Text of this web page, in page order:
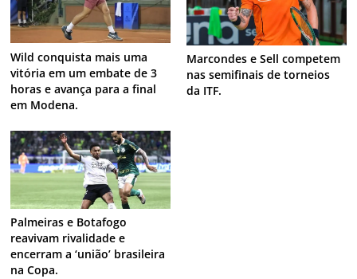
Wild conquista mais uma
vitória em um embate de 3
horas e avança para a final
em Modena.
Marcondes e Sell competem
nas semifinais de torneios
da ITF.
Palmeiras e Botafogo
reavivam rivalidade e
encerram a ‘união’ brasileira
na Copa.